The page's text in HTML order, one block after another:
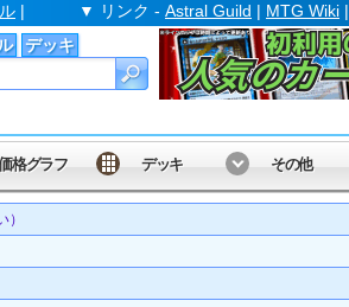
デッキ
| ▼ リンク - Astral Guild | MTG Wiki |
格グラフ デッキ その他
）